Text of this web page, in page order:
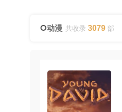
动漫 共收录3079 部